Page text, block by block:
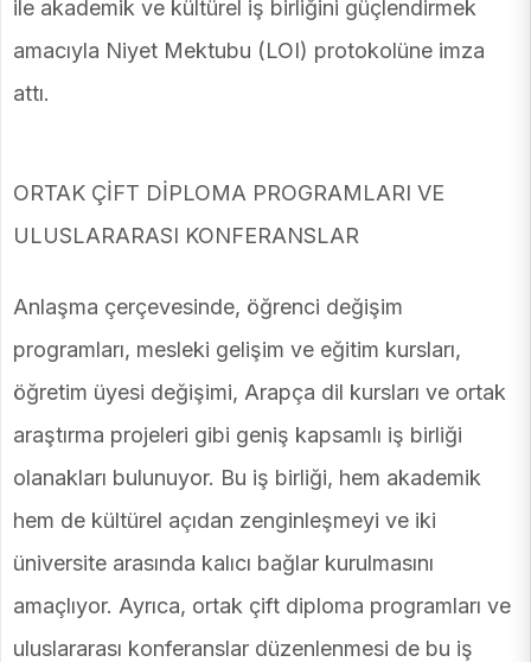
ile akademik ve kültürel iş birliğini güçlendirmek
amacıyla Niyet Mektubu (LOI) protokolüne imza
attı.
ORTAK ÇİFT DİPLOMA PROGRAMLARI VE
ULUSLARARASI KONFERANSLAR
Anlaşma çerçevesinde, öğrenci değişim
programları, mesleki gelişim ve eğitim kursları,
öğretim üyesi değişimi, Arapça dil kursları ve ortak
araştırma projeleri gibi geniş kapsamlı iş birliği
olanakları bulunuyor. Bu iş birliği, hem akademik
hem de kültürel açıdan zenginleşmeyi ve iki
üniversite arasında kalıcı bağlar kurulmasını
amaçlıyor. Ayrıca, ortak çift diploma programları ve
uluslararası konferanslar düzenlenmesi de bu iş